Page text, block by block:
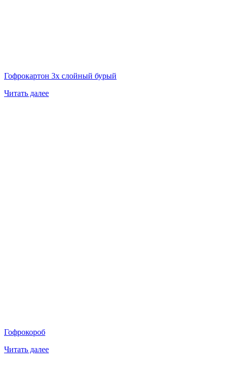
Гофрокартон 3х слойный бурый
Читать далее
Гофрокороб
Читать далее